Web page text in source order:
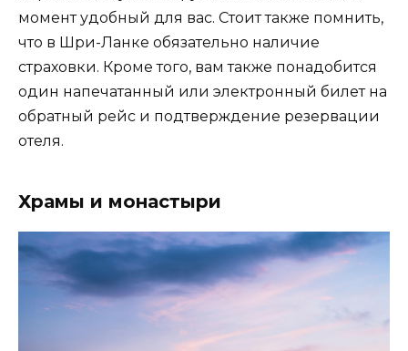
момент удобный для вас. Стоит также помнить,
что в Шри-Ланке обязательно наличие
страховки. Кроме того, вам также понадобится
один напечатанный или электронный билет на
обратный рейс и подтверждение резервации
отеля.
Храмы и монастыри